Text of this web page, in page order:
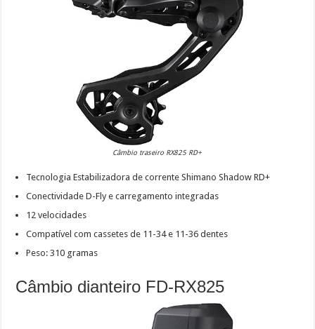
Câmbio traseiro RX825 RD+
Tecnologia Estabilizadora de corrente Shimano Shadow RD+
Conectividade D-Fly e carregamento integradas
12 velocidades
Compatível com cassetes de 11-34 e 11-36 dentes
Peso: 310 gramas
Câmbio dianteiro FD-RX825